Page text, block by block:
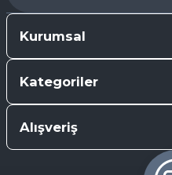
Kurumsal
Kategoriler
Alışveriş